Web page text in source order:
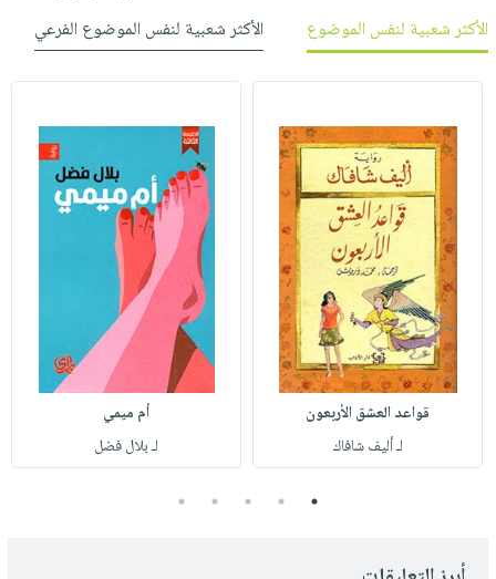
الأكثر شعبية لنفس الموضوع
الأكثر شعبية لنفس الموضوع الفرعي
قواعد العشق الأربعون
لـ أليف شافاك
أم ميمي
لـ بلال فضل
1
2
3
4
5